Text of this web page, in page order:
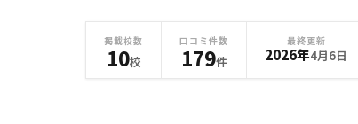
掲載校数
10校
口コミ件数
179件
最終更新
2026年4月6日